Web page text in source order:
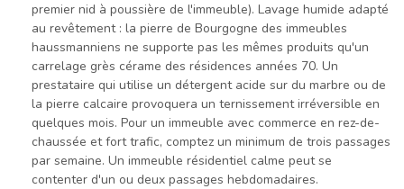
premier nid à poussière de l'immeuble). Lavage humide adapté
au revêtement : la pierre de Bourgogne des immeubles
haussmanniens ne supporte pas les mêmes produits qu'un
carrelage grès cérame des résidences années 70. Un
prestataire qui utilise un détergent acide sur du marbre ou de
la pierre calcaire provoquera un ternissement irréversible en
quelques mois. Pour un immeuble avec commerce en rez-de-
chaussée et fort trafic, comptez un minimum de trois passages
par semaine. Un immeuble résidentiel calme peut se
contenter d'un ou deux passages hebdomadaires.